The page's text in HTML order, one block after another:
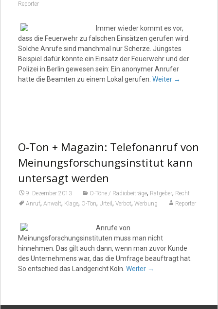
Reporter
Immer wieder kommt es vor,
dass die Feuerwehr zu falschen Einsätzen gerufen wird.
Solche Anrufe sind manchmal nur Scherze. Jüngstes
Beispiel dafür könnte ein Einsatz der Feuerwehr und der
Polizei in Berlin gewesen sein: Ein anonymer Anrufer
hatte die Beamten zu einem Lokal gerufen. Weiter →
O-Ton + Magazin: Telefonanruf von
Meinungsforschungsinstitut kann
untersagt werden
9. Dezember 2013 O-Töne / Radiobeiträge, Ratgeber, Recht
Anruf, Anwalt, Klage, O-Ton, Urteil , Verbot, Werbung Reporter
Anrufe von
Meinungsforschungsinstituten muss man nicht
hinnehmen. Das gilt auch dann, wenn man zuvor Kunde
des Unternehmens war, das die Umfrage beauftragt hat.
So entschied das Landgericht Köln. Weiter →